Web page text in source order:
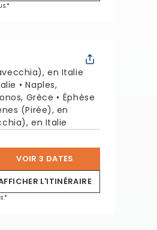
en Italie
Naples,
Grèce
Éphèse
(Pirée), en
en Italie
VOIR 3 DATES
L'ITINÉRAIRE